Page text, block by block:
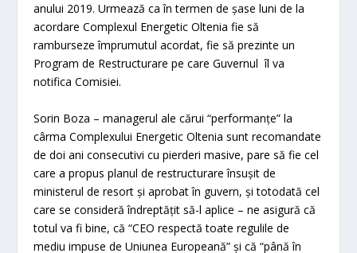
anului 2019. Urmează ca în termen de șase luni de la
acordare Complexul Energetic Oltenia fie să
ramburseze împrumutul acordat, fie să prezinte un
Program de Restructurare pe care Guvernul îl va
notifica Comisiei.
Sorin Boza – managerul ale cărui “performanțe” la
cârma Complexului Energetic Oltenia sunt recomandate
de doi ani consecutivi cu pierderi masive, pare să fie cel
care a propus planul de restructurare însușit de
ministerul de resort și aprobat în guvern, și totodată cel
care se consideră îndreptățit să-l aplice – ne asigură că
totul va fi bine, că “CEO respectă toate regulile de
mediu impuse de Uniunea Europeană” și că “până în